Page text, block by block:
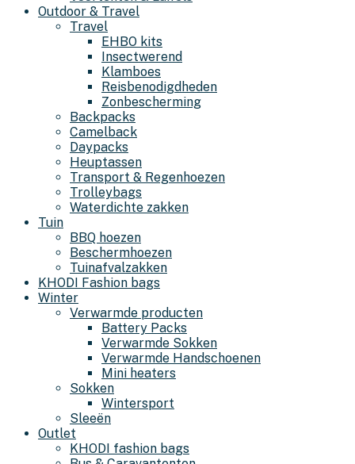
Outdoor & Travel
Travel
EHBO kits
Insectwerend
Klamboes
Reisbenodigdheden
Zonbescherming
Backpacks
Camelback
Daypacks
Heuptassen
Transport & Regenhoezen
Trolleybags
Waterdichte zakken
Tuin
BBQ hoezen
Beschermhoezen
Tuinafvalzakken
KHODI Fashion bags
Winter
Verwarmde producten
Battery Packs
Verwarmde Sokken
Verwarmde Handschoenen
Mini heaters
Sokken
Wintersport
Sleeën
Outlet
KHODI fashion bags